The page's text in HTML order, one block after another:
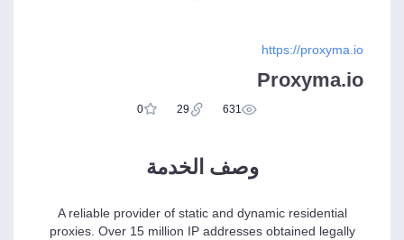
https://proxyma.io
Proxyma.io
631
29
0
وصف الخدمة
A reliable provider of static and dynamic residential
proxies. Over 15 million IP addresses obtained legally